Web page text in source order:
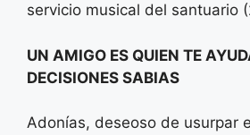
servicio musical del santuario
UN AMIGO ES QUIEN TE
DECISIONES SABIAS
Adonías, deseoso de usurpar